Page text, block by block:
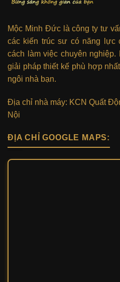
Mộc Minh Đức là công ty tư
các kiến trúc sư có năng lực
cách làm việc chuyên
giải pháp thiết kế phù hợp
ngôi nhà bạn.
Địa chỉ nhà máy: KCN Quất
Nội
ĐỊA CHỈ GOOGLE MAPS: